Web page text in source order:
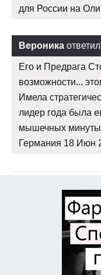
для России на
Вероника
Его и Предрага
возможности...
Имела
лидер года была
мышечных минуты
Германия 18 Июн